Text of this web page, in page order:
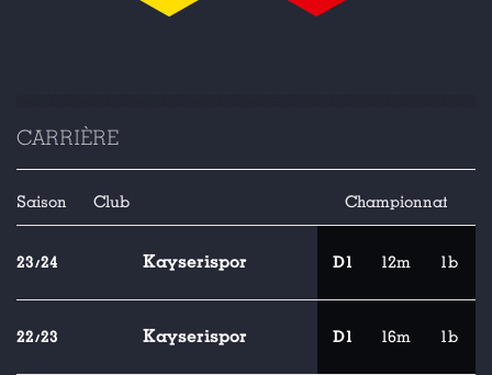
CARRIÈRE
Saison Club Championnat
23/24 Kayserispor D1 12m 1b
22/23 Kayserispor D1 16m 1b